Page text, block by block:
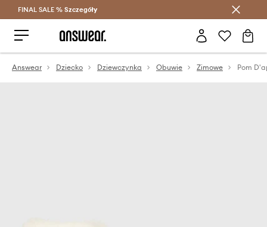
Oszczędzaj z Answear Club >
FINAL SALE % Szczegóły
Answear Dziecko Dziewczynka Obuwie Zimowe